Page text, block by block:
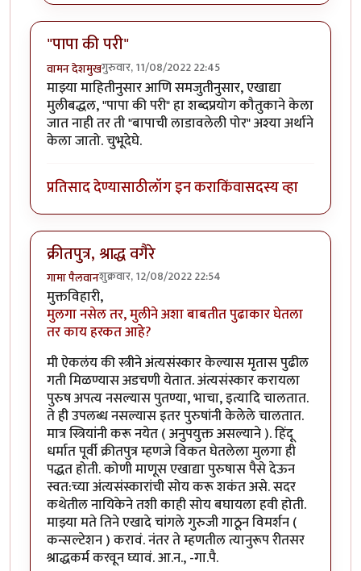
"पापा की परी"
वामन देशमुखगुरुवार, 11/08/2022 22:45
माझ्या माहितीनुसार आणि समजुतीनुसार, एखाद्या
मुलीबद्धल, "पापा की परी" हा शब्दप्रयोग कौतुकाने केला
जात नाही तर ती "बापाची लाडावलेली पोर" अश्या अर्थाने
केला जातो. चुभूदेघे.
प्रतिसाद देण्यासाठीलॉग इन कराकिंवासदस्य व्हा
क्रीतपुत्र, श्राद्ध वगैरे
गामा पैलवानशुक्रवार, 12/08/2022 22:54
मुक्तविहारी,
मुलगा नसेल तर, मुलीने अशा बाबतीत पुढाकार घेतला
तर काय हरकत आहे?
मी ऐकलंय की स्त्रीने अंत्यसंस्कार केल्यास मृतास पुढील
गती मिळण्यास अडचणी येतात. अंत्यसंस्कार करायला
पुरुष अपत्य नसल्यास पुतण्या, भाचा, इत्यादि चालतात.
ते ही उपलब्ध नसल्यास इतर पुरुषांनी केलेले चालतात.
मात्र स्त्रियांनी करू नयेत ( अनुपयुक्त असल्याने ). हिंदू
धर्मात पूर्वी क्रीतपुत्र म्हणजे विकत घेतलेला मुलगा ही
पद्धत होती. कोणी माणूस एखाद्या पुरुषास पैसे देऊन
स्वत:च्या अंत्यसंस्कारांची सोय करू शकंत असे. सदर
कथेतील नायिकेने तशी काही सोय बघायला हवी होती.
माझ्या मते तिने एखादे चांगले गुरुजी गाठून विमर्शन (
कन्सल्टेशन ) करावं. नंतर ते म्हणतील त्यानुरूप रीतसर
श्राद्धकर्म करवून घ्यावं. आ.न., -गा.पै.